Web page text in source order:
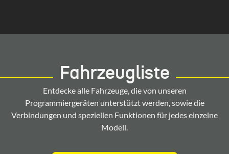
Fahrzeugliste
Entdecke alle Fahrzeuge, die von unseren
Programmiergeräten unterstützt werden, sowie die
Verbindungen und speziellen Funktionen für jedes einzelne
Modell.